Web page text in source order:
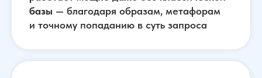
базы — благодаря образам, метафорам
и точному попаданию в суть запроса